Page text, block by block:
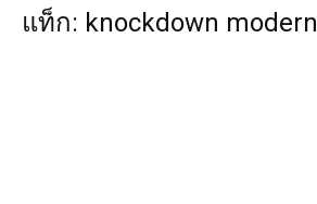
แท็ก: knockdown modern